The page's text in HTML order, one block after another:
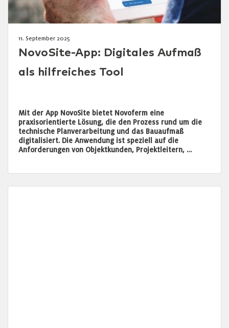
11. September 2025
NovoSite-App: Digitales Aufmaß
als hilfreiches Tool
Mit der App NovoSite bietet Novoferm eine
praxisorientierte Lösung, die den Prozess rund um die
technische Planverarbeitung und das Bauaufmaß
digitalisiert. Die Anwendung ist speziell auf die
Anforderungen von Objektkunden, Projektleitern, …